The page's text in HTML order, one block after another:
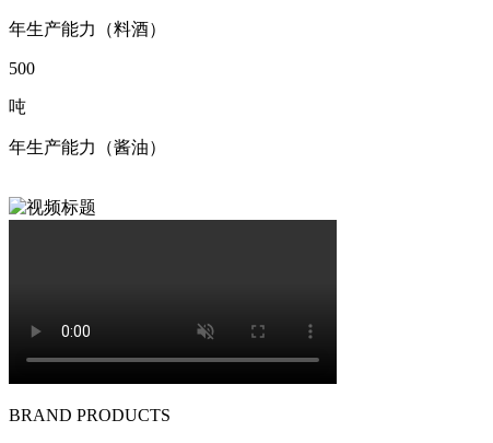
年生产能力（料酒）
500
吨
年生产能力（酱油）
BRAND PRODUCTS